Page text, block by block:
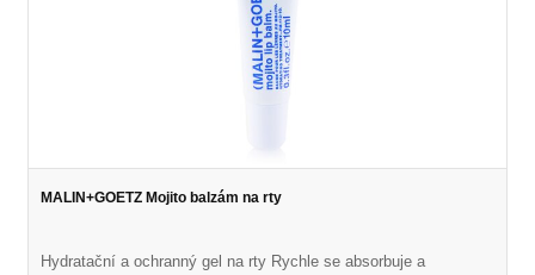
MALIN+GOETZ Mojito balzám na rty
Hydratační a ochranný gel na rty Rychle se absorbuje a